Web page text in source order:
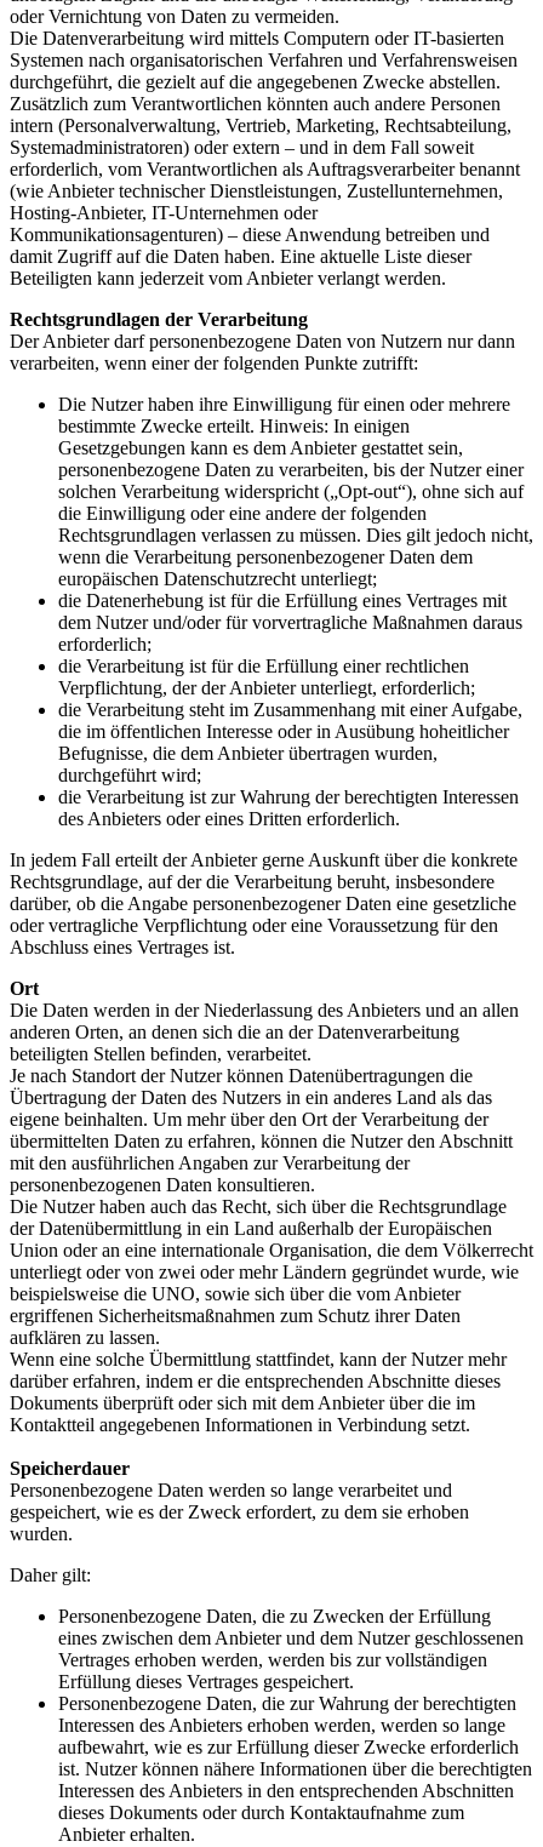
oder Vernichtung von Daten zu vermeiden.
Die Datenverarbeitung wird mittels Computern oder IT-basierten
Systemen nach organisatorischen Verfahren und Verfahrensweisen
durchgeführt, die gezielt auf die angegebenen Zwecke abstellen.
Zusätzlich zum Verantwortlichen könnten auch andere Personen
intern (Personalverwaltung, Vertrieb, Marketing, Rechtsabteilung,
Systemadministratoren) oder extern – und in dem Fall soweit
erforderlich, vom Verantwortlichen als Auftragsverarbeiter benannt
(wie Anbieter technischer Dienstleistungen, Zustellunternehmen,
Hosting-Anbieter, IT-Unternehmen oder
Kommunikationsagenturen) – diese Anwendung betreiben und
damit Zugriff auf die Daten haben. Eine aktuelle Liste dieser
Beteiligten kann jederzeit vom Anbieter verlangt werden.
Rechtsgrundlagen der Verarbeitung
Der Anbieter darf personenbezogene Daten von Nutzern nur dann
verarbeiten, wenn einer der folgenden Punkte zutrifft:
Die Nutzer haben ihre Einwilligung für einen oder mehrere
bestimmte Zwecke erteilt. Hinweis: In einigen
Gesetzgebungen kann es dem Anbieter gestattet sein,
personenbezogene Daten zu verarbeiten, bis der Nutzer einer
solchen Verarbeitung widerspricht („Opt-out“), ohne sich auf
die Einwilligung oder eine andere der folgenden
Rechtsgrundlagen verlassen zu müssen. Dies gilt jedoch nicht,
wenn die Verarbeitung personenbezogener Daten dem
europäischen Datenschutzrecht unterliegt;
die Datenerhebung ist für die Erfüllung eines Vertrages mit
dem Nutzer und/oder für vorvertragliche Maßnahmen daraus
erforderlich;
die Verarbeitung ist für die Erfüllung einer rechtlichen
Verpflichtung, der der Anbieter unterliegt, erforderlich;
die Verarbeitung steht im Zusammenhang mit einer Aufgabe,
die im öffentlichen Interesse oder in Ausübung hoheitlicher
Befugnisse, die dem Anbieter übertragen wurden,
durchgeführt wird;
die Verarbeitung ist zur Wahrung der berechtigten Interessen
des Anbieters oder eines Dritten erforderlich.
In jedem Fall erteilt der Anbieter gerne Auskunft über die konkrete
Rechtsgrundlage, auf der die Verarbeitung beruht, insbesondere
darüber, ob die Angabe personenbezogener Daten eine gesetzliche
oder vertragliche Verpflichtung oder eine Voraussetzung für den
Abschluss eines Vertrages ist.
Ort
Die Daten werden in der Niederlassung des Anbieters und an allen
anderen Orten, an denen sich die an der Datenverarbeitung
beteiligten Stellen befinden, verarbeitet.
Je nach Standort der Nutzer können Datenübertragungen die
Übertragung der Daten des Nutzers in ein anderes Land als das
eigene beinhalten. Um mehr über den Ort der Verarbeitung der
übermittelten Daten zu erfahren, können die Nutzer den Abschnitt
mit den ausführlichen Angaben zur Verarbeitung der
personenbezogenen Daten konsultieren.
Die Nutzer haben auch das Recht, sich über die Rechtsgrundlage
der Datenübermittlung in ein Land außerhalb der Europäischen
Union oder an eine internationale Organisation, die dem Völkerrecht
unterliegt oder von zwei oder mehr Ländern gegründet wurde, wie
beispielsweise die UNO, sowie sich über die vom Anbieter
ergriffenen Sicherheitsmaßnahmen zum Schutz ihrer Daten
aufklären zu lassen.
Wenn eine solche Übermittlung stattfindet, kann der Nutzer mehr
darüber erfahren, indem er die entsprechenden Abschnitte dieses
Dokuments überprüft oder sich mit dem Anbieter über die im
Kontaktteil angegebenen Informationen in Verbindung setzt.
Speicherdauer
Personenbezogene Daten werden so lange verarbeitet und
gespeichert, wie es der Zweck erfordert, zu dem sie erhoben
wurden.
Daher gilt:
Personenbezogene Daten, die zu Zwecken der Erfüllung
eines zwischen dem Anbieter und dem Nutzer geschlossenen
Vertrages erhoben werden, werden bis zur vollständigen
Erfüllung dieses Vertrages gespeichert.
Personenbezogene Daten, die zur Wahrung der berechtigten
Interessen des Anbieters erhoben werden, werden so lange
aufbewahrt, wie es zur Erfüllung dieser Zwecke erforderlich
ist. Nutzer können nähere Informationen über die berechtigten
Interessen des Anbieters in den entsprechenden Abschnitten
dieses Dokuments oder durch Kontaktaufnahme zum
Anbieter erhalten.